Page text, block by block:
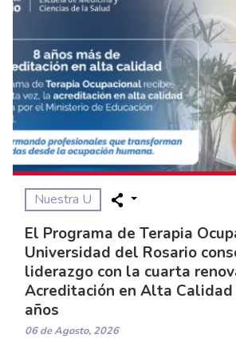
Nuestra U
El Programa de Terapia
Universidad del Rosario
liderazgo con la cuarta
Acreditación en Alta Calidad
años
06 de Agosto, 2026